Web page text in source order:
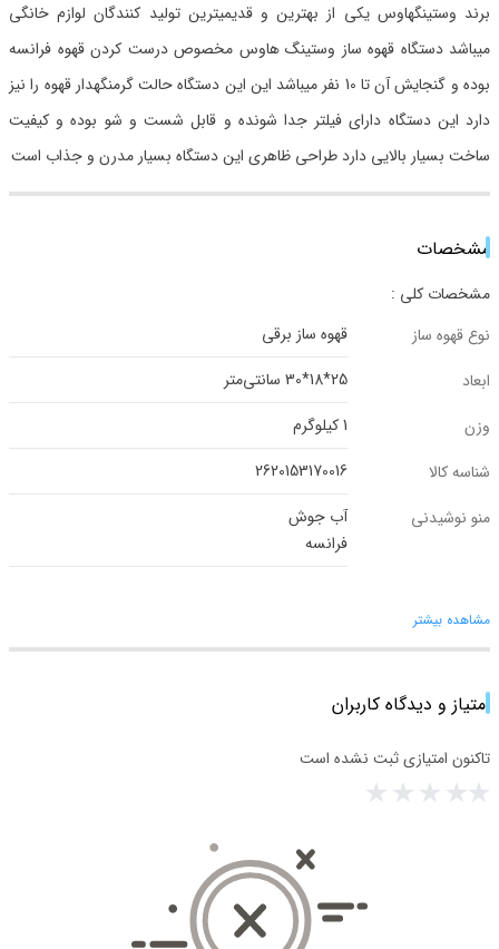
برند وستینگهاوس یکی از بهترین و قدیمیترین تولید کنندگان لوازم خانگی
میباشد دستگاه قهوه ساز وستینگ هاوس مخصوص درست کردن قهوه فرانسه
بوده و گنجایش آن تا 10 نفر میباشد این این دستگاه حالت گرمنگهدار قهوه را نیز
دارد این دستگاه دارای فیلتر جدا شونده و قابل شست و شو بوده و کیفیت
ساخت بسیار بالایی دارد طراحی ظاهری این دستگاه بسیار مدرن و جذاب است
مشخصات
مشخصات کلی :
نوع قهوه ساز
قهوه ساز برقی
ابعاد
25*18*30 سانتی‌متر
وزن
1 کیلوگرم
شناسه کالا
2620153170016
منو نوشیدنی
آب جوش
فرانسه
مشاهده بیشتر
امتیاز و دیدگاه کاربران
تاکنون امتیازی ثبت نشده است